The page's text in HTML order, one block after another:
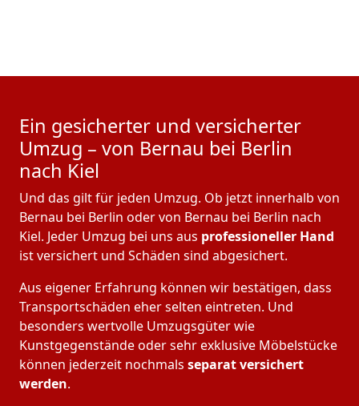
Ein gesicherter und versicherter
Umzug – von Bernau bei Berlin
nach Kiel
Und das gilt für jeden Umzug. Ob jetzt innerhalb von
Bernau bei Berlin oder von Bernau bei Berlin nach
Kiel. Jeder Umzug bei uns aus professioneller Hand
ist versichert und Schäden sind abgesichert.
Aus eigener Erfahrung können wir bestätigen, dass
Transportschäden eher selten eintreten. Und
besonders wertvolle Umzugsgüter wie
Kunstgegenstände oder sehr exklusive Möbelstücke
können jederzeit nochmals separat versichert
werden.